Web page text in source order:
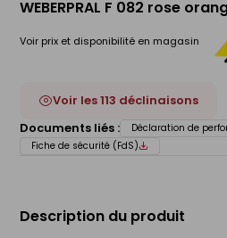
WEBERPRAL F 082 rose
Voir prix et disponibilité en magasin
Voir les 113 déclinaisons
Documents liés :
Déclaration de
Fiche de sécurité (FdS)
Description du produit